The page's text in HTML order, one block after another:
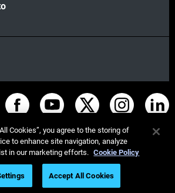
2026
Informazioni legali
sulla privacy
Regolamento REACH
Cookies”, you agree to the storing of
to enhance site navigation, analyze
in our marketing efforts. Cookie Policy
Accept All Cookies